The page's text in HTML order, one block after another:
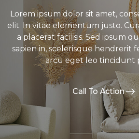
Lorem ipsum dolor sit amet,
elit. In vitae elementum justo.
a placerat facilisis. Sed ipsum
sapien in, scelerisque hendrerit
arcu eget leo tincidunt
Call To Action